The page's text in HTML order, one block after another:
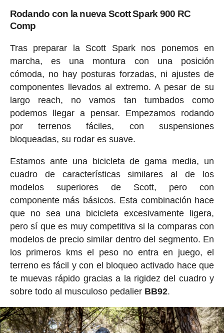
Rodando con la nueva Scott Spark 900 RC
Comp
Tras preparar la Scott Spark nos ponemos en
marcha, es una montura con una posición
cómoda, no hay posturas forzadas, ni ajustes de
componentes llevados al extremo. A pesar de su
largo reach, no vamos tan tumbados como
podemos llegar a pensar. Empezamos rodando
por terrenos fáciles, con suspensiones
bloqueadas, su rodar es suave.
Estamos ante una bicicleta de gama media, un
cuadro de características similares al de los
modelos superiores de Scott, pero con
componente más básicos. Esta combinación hace
que no sea una bicicleta excesivamente ligera,
pero sí que es muy competitiva si la comparas con
modelos de precio similar dentro del segmento. En
los primeros kms el peso no entra en juego, el
terreno es fácil y con el bloqueo activado hace que
te muevas rápido gracias a la rigidez del cuadro y
sobre todo al musculoso pedalier BB92.